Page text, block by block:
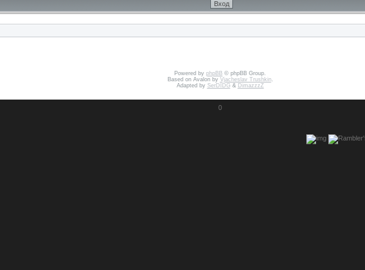
Powered by phpBB © phpBB Group.
Based on Avalon by Vjacheslav Trushkin.
Adapted by SerDIDG& DimazzzZ
0